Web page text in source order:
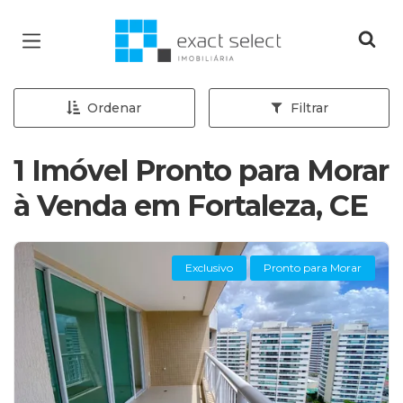
Página inicial
Ordenar Filtrar
1 Imóvel Pronto para Morar
à Venda em Fortaleza, CE
Exclusivo Pronto para Morar